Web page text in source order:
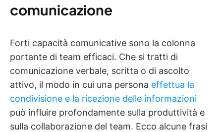
comunicazione
Forti capacità comunicative sono la colonna
portante di team efficaci. Che si tratti di
comunicazione verbale, scritta o di ascolto
attivo, il modo in cui una persona effettua la
condivisione e la ricezione delle informazioni
può influire profondamente sulla produttività e
sulla collaborazione del team. Ecco alcune frasi